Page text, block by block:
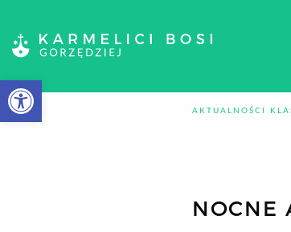
Otwórz pasek narzędzi
AKTUALNOŚCI
NOCNE